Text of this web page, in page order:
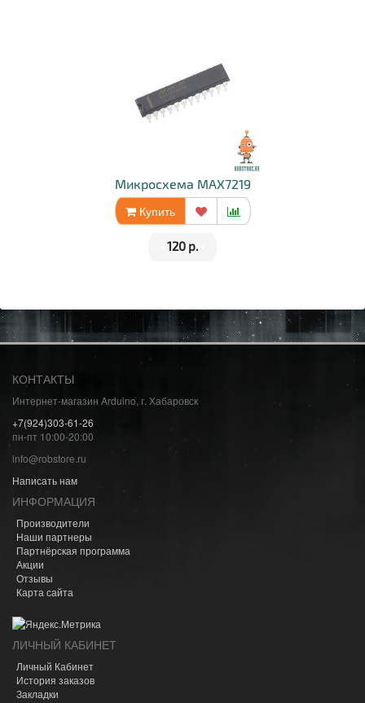
Микросхема MAX7219
Купить
120 р.
КОНТАКТЫ
Интернет-магазин Arduino, г. Хабаровск
+7(924)303-61-26
пн-пт 10:00-20:00
info@robstore.ru
Написать нам
ИНФОРМАЦИЯ
Производители
Наши партнеры
Партнёрская программа
Акции
Отзывы
Карта сайта
ЛИЧНЫЙ КАБИНЕТ
Личный Кабинет
История заказов
Закладки